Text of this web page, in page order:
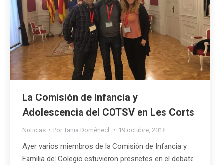
La Comisión de Infancia y
Adolescencia del COTSV en Les Corts
Noticias Por Tania Domènech 19 octubre, 2018
Ayer varios miembros de la Comisión de Infancia y
Familia del Colegio estuvieron presnetes en el debate